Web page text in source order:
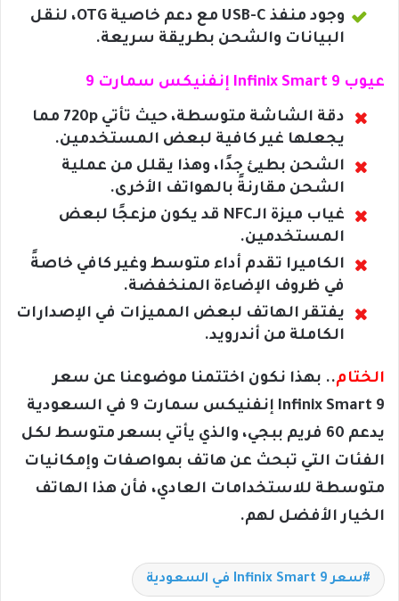
وجود منفذ USB-C مع دعم خاصية OTG، لنقل
البيانات والشحن بطريقة سريعة.
عيوب Infinix Smart 9 إنفنيكس سمارت 9
دقة الشاشة متوسطة، حيث تأتي 720p مما
يجعلها غير كافية لبعض المستخدمين.
الشحن بطيئ جدًا، وهذا يقلل من عملية
الشحن مقارنةً بالهواتف الأخرى.
غياب ميزة الـNFC قد يكون مزعجًا لبعض
المستخدمين.
الكاميرا تقدم أداء متوسط وغير كافي خاصةً
في ظروف الإضاءة المنخفضة.
يفتقر الهاتف لبعض المميزات في الإصدارات
الكاملة من أندرويد.
الختام.. بهذا نكون اختتمنا موضوعنا عن سعر
Infinix Smart 9 إنفنيكس سمارت 9 في السعودية
يدعم 60 فريم ببجي، والذي يأتي بسعر متوسط لكل
الفئات التي تبحث عن هاتف بمواصفات وإمكانيات
متوسطة للاستخدامات العادي، فأن هذا الهاتف
الخيار الأفضل لهم.
سعر Infinix Smart 9 في السعودية